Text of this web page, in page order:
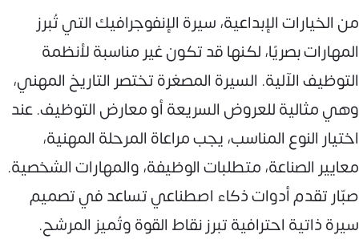
من الخيارات الإبداعية، سيرة الإنفوجرافيك التي تُبرز
المهارات بصريًا، لكنها قد تكون غير مناسبة لأنظمة
التوظيف الآلية. السيرة المصغرة تختصر التاريخ المهني،
وهي مثالية للعروض السريعة أو معارض التوظيف. عند
اختيار النوع المناسب، يجب مراعاة المرحلة المهنية،
معايير الصناعة، متطلبات الوظيفة، والمهارات الشخصية.
صبّار تقدم أدوات ذكاء اصطناعي تساعد في تصميم
سيرة ذاتية احترافية تبرز نقاط القوة وتُميز المرشح.